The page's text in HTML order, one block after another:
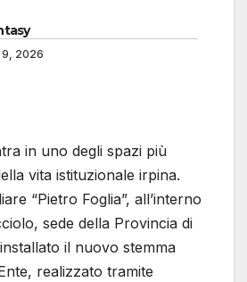
9, 2026
in uno degli spazi più
vita istituzionale irpina.
“Pietro Foglia”, all’interno
sede della Provincia di
il nuovo stemma
realizzato tramite